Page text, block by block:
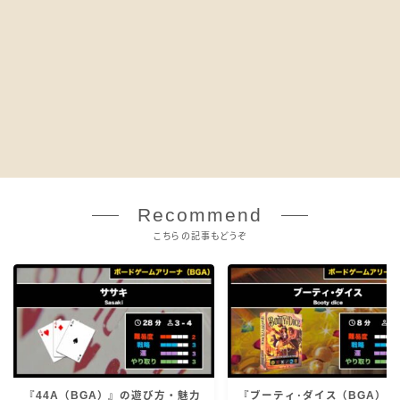
Recommend
こちらの記事もどうぞ
『44A（BGA）』の遊び方・魅力 『ブーティ･ダイス（BGA）